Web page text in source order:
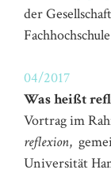
der
04/2017
Was heißt
Vortrag im
reflexion,
Universität